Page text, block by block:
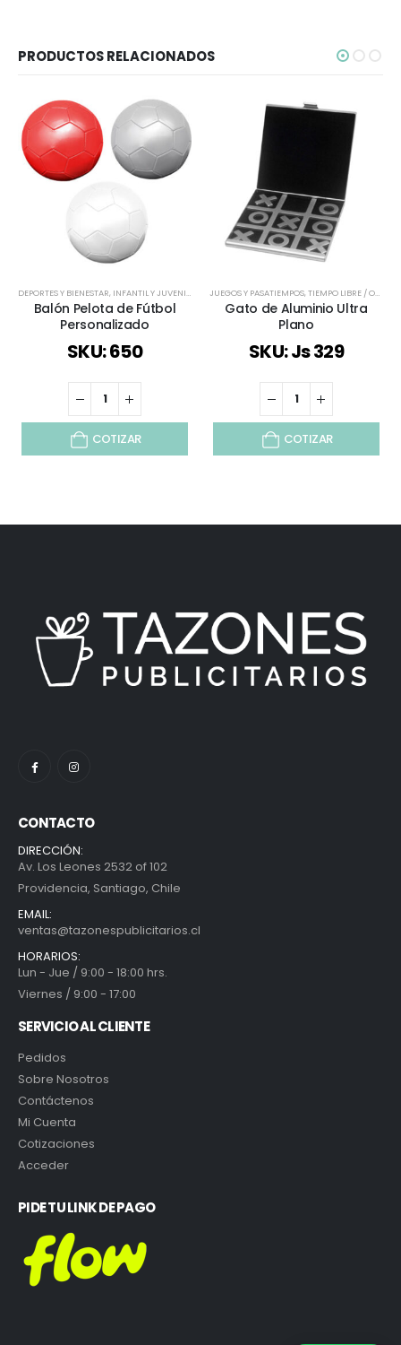
PRODUCTOS RELACIONADOS
DEPORTES Y BIENESTAR, INFANTIL Y JUVENIL , JUEGOS Y PASATIEMPOS,TODOS,VIAJES Y
Balón Pelota de Fútbol
Personalizado
SKU: 650
COTIZAR
JUEGOS Y PASATIEMPOS,TIEMPO LIBRE / OUTDOOR
Gato de Aluminio Ultra
Plano
SKU: Js 329
COTIZAR
CONTACTO
DIRECCIÓN:
Av. Los Leones 2532 of 102
Providencia, Santiago, Chile
EMAIL:
ventas@tazonespublicitarios.cl
HORARIOS:
Lun - Jue / 9:00 - 18:00 hrs.
Viernes / 9:00 - 17:00
SERVICIO AL CLIENTE
Pedidos
Sobre Nosotros
Contáctenos
Mi Cuenta
Cotizaciones
Acceder
PIDE TU LINK DE PAGO